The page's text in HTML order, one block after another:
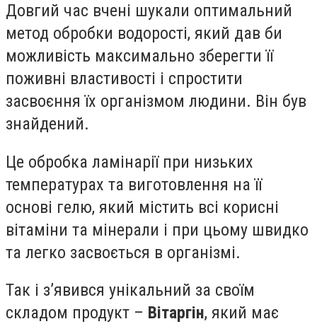
Довгий час вчені шукали оптимальний
метод обробки водорості, який дав би
можливість максимально зберегти її
поживні властивості і спростити
засвоєння їх організмом людини. Він був
знайдений.
Це обробка ламінарії при низьких
температурах та виготовлення на її
основі гелю, який містить всі корисні
вітаміни та мінерали і при цьому швидко
та легко засвоється в організмі.
Так і з’явився унікальний за своїм
складом продукт – Вітаргін, який має